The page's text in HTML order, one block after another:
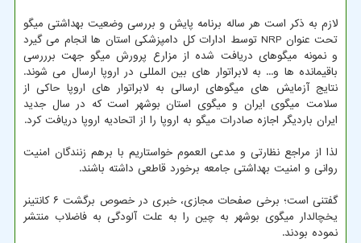
لازم به ذکر است هر ساله برنامه پایش و بررسی وضعیت بهداشتی میگو
تحت عنوان NRP توسط ادارات کل دامپزشکی استان ها انجام می گیرد
و نمونه میگوهای دریافت شده از مزارع پرورش میگو جهت برررسی
باقیمانده ها و... به لابراتوار های بین المللی در اروپا ارسال می شوند.
نتایج آزمایش های میگوهای ارسالی به لابراتوار های اروپا حاکی از
سلامت میگوی ایران و میگوی استان بوشهر است که در سال جدید
ایران باردیگر اجازه صادرات میگو به اروپا را از اتحادیه اروپا دریافت کرد.
لذا از مراجع نظارتی و مدعی العموم خواستاریم با برهم زنندگان امنیت
روانی و امنیت بهداشتی جامعه برخورد قاطعی داشته باشند.
گفتنی است؛ برخی صفحات مجازی، خبری در خصوص برگشت ۶ کانتینر
یخچالدار میگوی بوشهر به چین را به علت آلودگی به فاضلاب منتشر
نموده بودند.